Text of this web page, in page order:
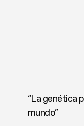
“La genética
mundo”